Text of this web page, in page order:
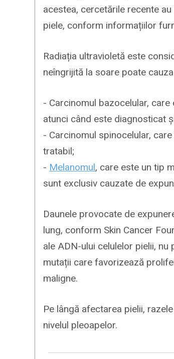
acestea, cercetările recente
piele, conform informațiilor
Radiația ultravioletă este
neîngrijită la soare poate
- Carcinomul bazocelular,
atunci când este diagnosticat
- Carcinomul spinocelular,
tratabil;
- Melanomul, care este un tip
sunt exclusiv cauzate de
Daunele provocate de
lung, conform Skin Cancer
ale ADN-ului celulelor pielii,
mutații care favorizează
maligne.
Pe lângă afectarea pielii,
nivelul pleoapelor.